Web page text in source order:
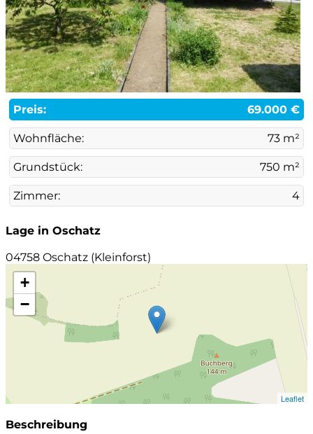
Preis: 69.000 €
Wohnfläche: 73 m²
Grundstück: 750 m²
Zimmer: 4
Lage in Oschatz
04758 Oschatz (Kleinforst)
+
−
Leaflet
Beschreibung